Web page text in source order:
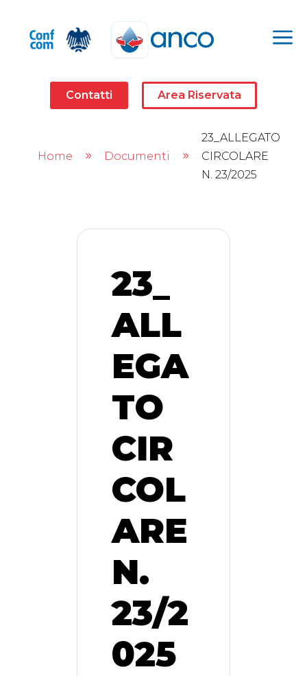
a
Contatti Area Riservata
Home 9 Documenti 9
23_ALLEGATO
CIRCOLARE
N. 23/2025
23_
ALL
EGA
TO
CIR
COL
ARE
N.
23/2
025